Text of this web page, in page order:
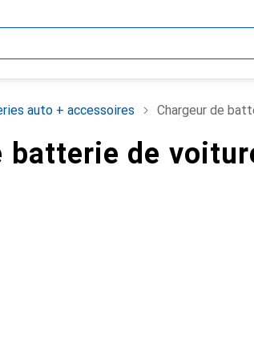
auto + accessoires Chargeur de
batterie de